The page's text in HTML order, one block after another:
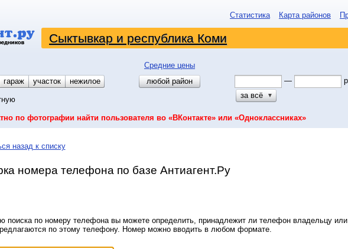
Статистика Карта районов
Сыктывкар и республика Коми
Средние цены
место
гараж участок
нежилое
любой район —
за всё
▼
по фотографии найти пользователя во «ВКонтакте» или «Одноклассниках»
назад к списку
номера телефона по базе Антиагент.Ру
поиска по номеру телефона вы можете определить, принадлежит ли телефон владельцу или
по этому телефону. Номер можно вводить в любом формате.